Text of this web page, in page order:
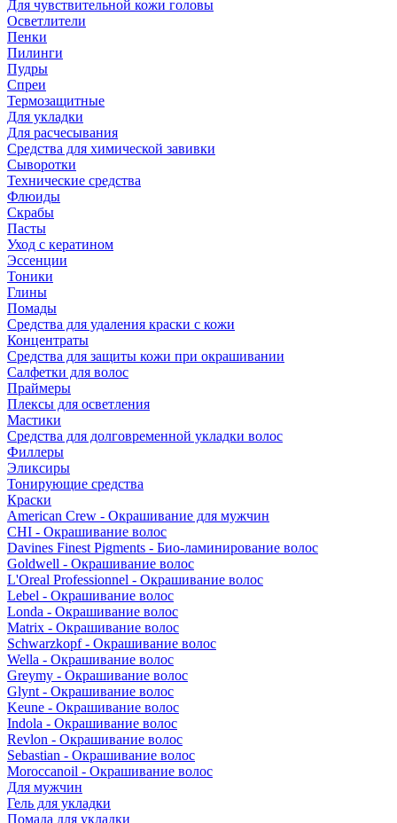
Для чувствительной кожи головы
Осветлители
Пенки
Пилинги
Пудры
Спреи
Термозащитные
Для укладки
Для расчесывания
Средства для химической завивки
Сыворотки
Технические средства
Флюиды
Скрабы
Пасты
Уход с кератином
Эссенции
Тоники
Глины
Помады
Средства для удаления краски с кожи
Концентраты
Средства для защиты кожи при окрашивании
Салфетки для волос
Праймеры
Плексы для осветления
Мастики
Средства для долговременной укладки волос
Филлеры
Эликсиры
Тонирующие средства
Краски
American Crew - Окрашивание для мужчин
CHI - Окрашивание волос
Davines Finest Pigments - Био-ламинирование волос
Goldwell - Окрашивание волос
L'Oreal Professionnel - Окрашивание волос
Lebel - Окрашивание волос
Londa - Окрашивание волос
Matrix - Окрашивание волос
Schwarzkopf - Окрашивание волос
Wella - Окрашивание волос
Greymy - Окрашивание волос
Glynt - Окрашивание волос
Keune - Окрашивание волос
Indola - Окрашивание волос
Revlon - Окрашивание волос
Sebastian - Окрашивание волос
Moroccanoil - Окрашивание волос
Для мужчин
Гель для укладки
Помада для укладки